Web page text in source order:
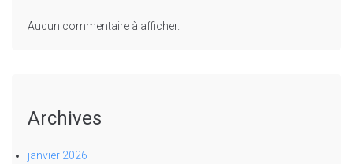
Aucun commentaire à afficher.
Archives
janvier 2026